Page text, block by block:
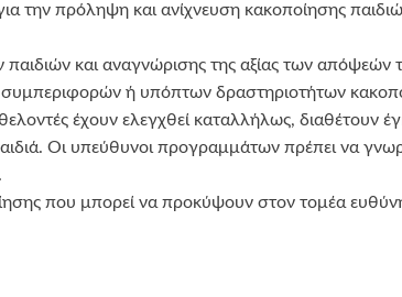
την πρόληψη και ανίχνευση κακοποίησης
και αναγνώρισης της αξίας των απόψεών
ή υπόπτων δραστηριοτήτων
έχουν ελεγχθεί καταλλήλως, διαθέτουν
Οι υπεύθυνοι προγραμμάτων πρέπει να
που μπορεί να προκύψουν στον τομέα